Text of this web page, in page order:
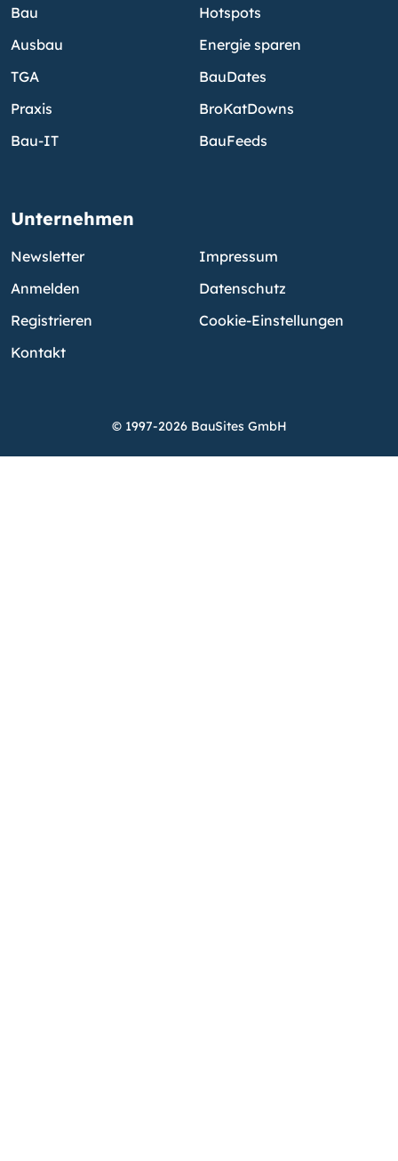
Bau
Ausbau
TGA
Praxis
Bau-IT
Hotspots
Energie sparen
BauDates
BroKatDowns
BauFeeds
Unternehmen
Newsletter
Anmelden
Registrieren
Kontakt
Impressum
Datenschutz
Cookie-Einstellungen
© 1997-2026 BauSites GmbH